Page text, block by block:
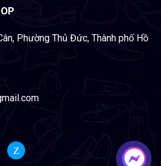
Phường Thủ Đức, Thành phố Hồ
Z